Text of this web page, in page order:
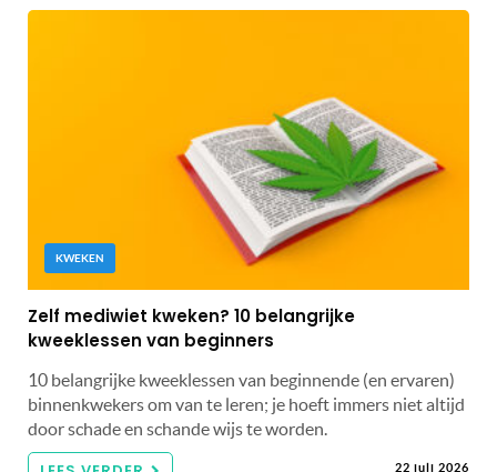
KWEKEN
Zelf mediwiet kweken? 10 belangrijke
kweeklessen van beginners
10 belangrijke kweeklessen van beginnende (en ervaren)
binnenkwekers om van te leren; je hoeft immers niet altijd
door schade en schande wijs te worden.
22 juli 2026